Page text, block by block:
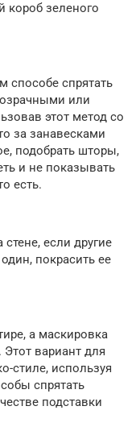
короб зеленого
способе спрятать
или
этот метод со
за занавесками
подобрать шторы,
и не показывать
есть.
если другие
покрасить ее
а маскировка
вариант для
стиле, используя
спрятать
подставки